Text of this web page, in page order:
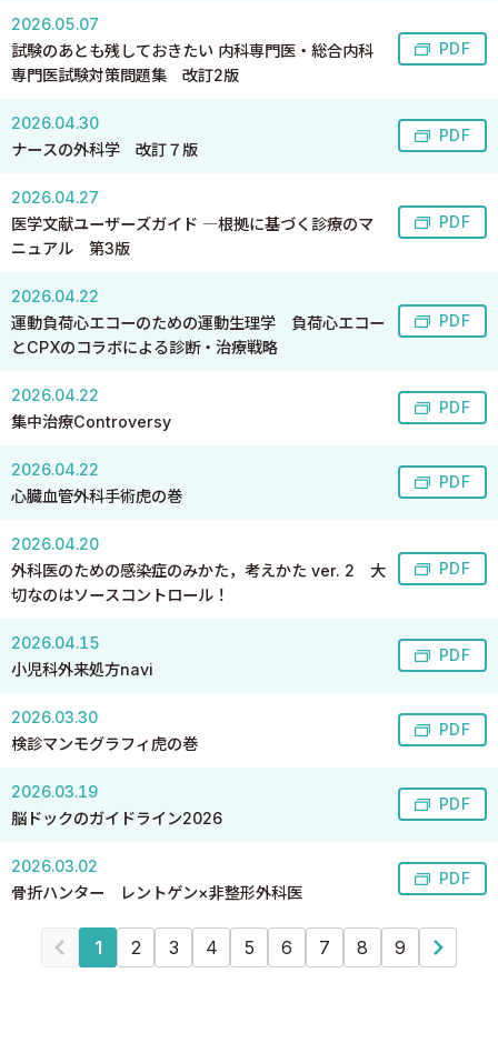
2026.05.07
試験のあとも残しておきたい 内科専門医・総合内科
専門医試験対策問題集 改訂2版
PDF
2026.04.30
ナースの外科学 改訂７版
PDF
2026.04.27
医学文献ユーザーズガイド ―根拠に基づく診療のマ
ニュアル 第3版
PDF
2026.04.22
運動負荷心エコーのための運動生理学 負荷心エコー
とCPXのコラボによる診断・治療戦略
PDF
2026.04.22
集中治療Controversy
PDF
2026.04.22
心臓血管外科手術虎の巻
PDF
2026.04.20
外科医のための感染症のみかた，考えかた ver. 2 大
切なのはソースコントロール！
PDF
2026.04.15
小児科外来処方navi
PDF
2026.03.30
検診マンモグラフィ虎の巻
PDF
2026.03.19
脳ドックのガイドライン2026
PDF
2026.03.02
骨折ハンター レントゲン×非整形外科医
PDF
1 2 3 4 5 6 7 8 9